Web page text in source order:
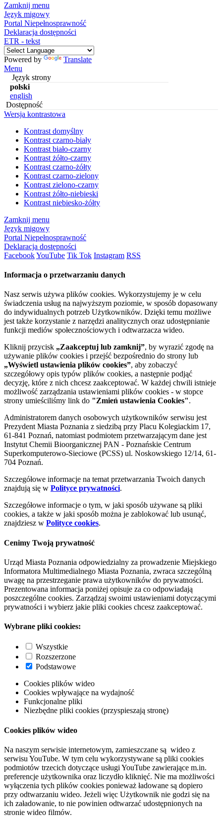
Zamknij menu
Język migowy
Portal Niepełnosprawność
Deklaracja dostępności
ETR - tekst
Powered by
Translate
Menu
Język strony
polski
english
Dostępność
Wersja kontrastowa
Kontrast domyślny
Kontrast czarno-biały
Kontrast biało-czarny
Kontrast żółto-czarny
Kontrast czarno-żółty
Kontrast czarno-zielony
Kontrast zielono-czarny
Kontrast żółto-niebieski
Kontrast niebiesko-żółty
Zamknij menu
Język migowy
Portal Niepełnosprawność
Deklaracja dostępności
FacebookYouTube Tik Tok Instagram RSS
Informacja o przetwarzaniu danych
Nasz serwis używa plików cookies. Wykorzystujemy je w celu
świadczenia usług na najwyższym poziomie, w sposób dopasowany
do indywidualnych potrzeb Użytkowników. Dzięki temu możliwe
jest także korzystanie z narzędzi analitycznych oraz udostępnianie
funkcji mediów społecznościowych i odtwarzacza wideo.
Kliknij przycisk „Zaakceptuj lub zamknij”, by wyrazić zgodę na
używanie plików cookies i przejść bezpośrednio do strony lub
„Wyświetl ustawienia plików cookies”, aby zobaczyć
szczegółowy opis typów plików cookies, a następnie podjąć
decyzję, które z nich chcesz zaakceptować. W każdej chwili istnieje
możliwość zarządzania ustawieniami plików cookies - w stopce
strony umieściliśmy link do "Zmień ustawienia Cookies".
Administratorem danych osobowych użytkowników serwisu jest
Prezydent Miasta Poznania z siedzibą przy Placu Kolegiackim 17,
61-841 Poznań, natomiast podmiotem przetwarzającym dane jest
Instytut Chemii Bioorganicznej PAN - Poznańskie Centrum
Superkomputerowo-Sieciowe (PCSS) ul. Noskowskiego 12/14, 61-
704 Poznań.
Szczegółowe informacje na temat przetwarzania Twoich danych
znajdują się w Polityce prywatności.
Szczegółowe informacje o tym, w jaki sposób używane są pliki
cookies, a także w jaki sposób można je zablokować lub usunąć,
znajdziesz w Polityce cookies.
Cenimy Twoją prywatność
Urząd Miasta Poznania odpowiedzialny za prowadzenie Miejskiego
Informatora Multimedialnego Miasta Poznania, zwraca szczególną
uwagę na przestrzeganie prawa użytkowników do prywatności.
Prezentowana informacja poniżej opisuje za co odpowiadają
poszczególne cookies. Zarządzaj swoimi ustawieniami dotyczącymi
prywatności i wybierz jakie pliki cookies chcesz zaakceptować.
Wybrane pliki cookies:
Wszystkie
Rozszerzone
Podstawowe
Cookies plików wideo
Cookies wpływające na wydajność
Funkcjonalne pliki
Niezbędne pliki cookies (przyspieszają stronę)
Cookies plików wideo
Na naszym serwisie internetowym, zamieszczane są wideo z
serwisu YouTube. W tym celu wykorzystywane są pliki cookies
podmiotów trzecich dotyczące usługi YouTube zawierające m.in.
preferencje użytkownika oraz liczydło kliknięć. Nie ma możliwości
wyłączenia tych plików cookies ponieważ ładowane są dopiero
przy odtwarzaniu wideo. Jeżeli więc Użytkownik nie godzi się na
ich załadowanie, to nie powinien odtwarzać udostępnionych na
stronie wideo filmów.